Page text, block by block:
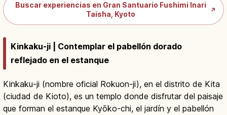
Buscar experiencias en Gran Santuario Fushimi Inari
Taisha, Kyoto
↗
Kinkaku-ji | Contemplar el pabellón dorado
reflejado en el estanque
Kinkaku-ji (nombre oficial Rokuon-ji), en el distrito de Kita
(ciudad de Kioto), es un templo donde disfrutar del paisaje
que forman el estanque Kyōko-chi, el jardín y el pabellón